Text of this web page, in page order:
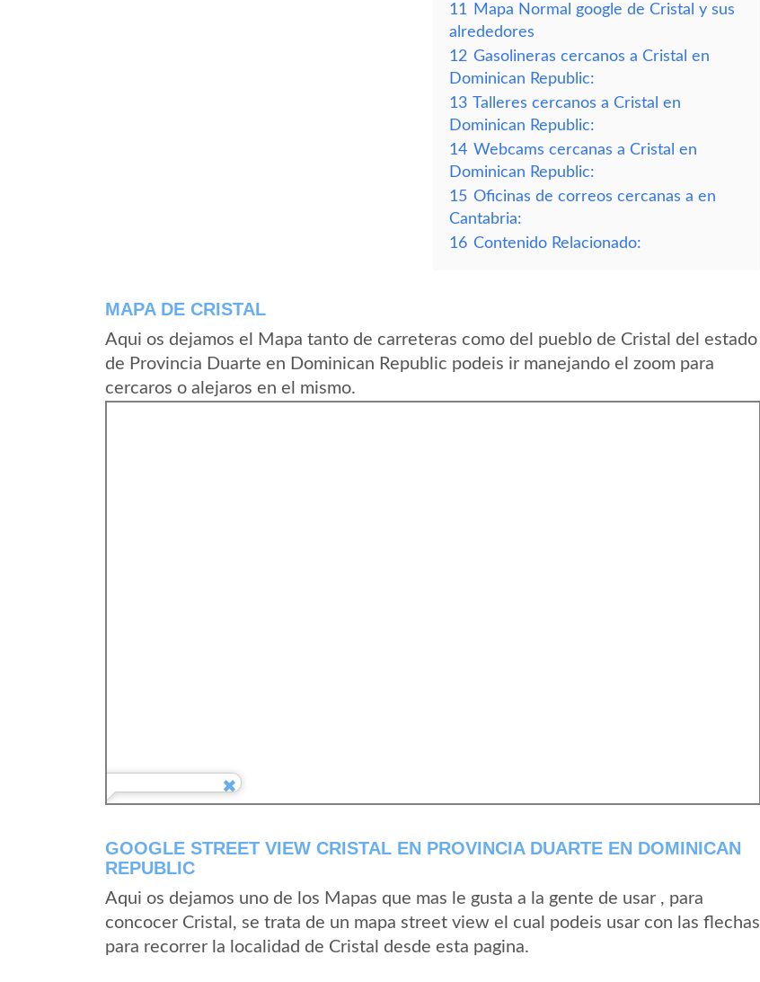
11
Mapa Normal google de Cristal y sus
alrededores
12 Gasolineras cercanos a Cristal en
Dominican Republic:
13 Talleres cercanos a Cristal en
Dominican Republic:
14 Webcams cercanas a Cristal en
Dominican Republic:
15 Oficinas de correos cercanas a en
Cantabria:
16 Contenido Relacionado:
MAPA DE CRISTAL
Aqui os dejamos el Mapa tanto de carreteras como del pueblo de Cristal del estado
de Provincia Duarte en Dominican Republic podeis ir manejando el zoom para
cercaros o alejaros en el mismo.
GOOGLE STREET VIEW CRISTAL EN PROVINCIA DUARTE EN DOMINICAN
REPUBLIC
Aqui os dejamos uno de los Mapas que mas le gusta a la gente de usar , para
concocer Cristal, se trata de un mapa street view el cual podeis usar con las flechas
para recorrer la localidad de Cristal desde esta pagina.